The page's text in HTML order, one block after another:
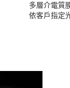
多層介電質
依客戶指定